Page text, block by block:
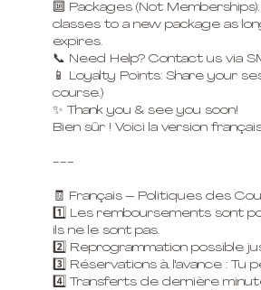
🔟 Packages (Not
classes to a new package as
expires.
📞 Need Help? Contact us via
📱 Loyalty Points: Share your
course.)
✨ Thank you & see you soon!
Bien sûr ! Voici la version
---
🧾 Français – Politiques des
1️⃣ Les remboursements sont
ils ne le sont pas.
2️⃣ Reprogrammation possible
3️⃣ Réservations à l'avance : Tu
4️⃣ Transferts de dernière